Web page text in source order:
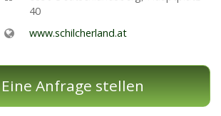
40
www.schilcherland.at
Eine Anfrage stellen